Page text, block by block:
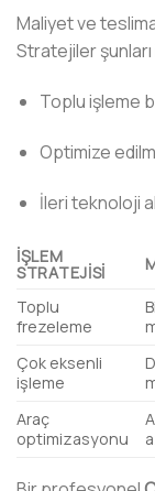
Maliyet ve
Stratejiler
Toplu işleme
Optimize
İleri teknoloji
İŞLEM
STRATEJISI
Toplu
frezeleme
Çok eksenli
işleme
Araç
optimizasyonu